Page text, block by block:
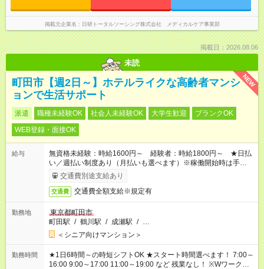
掲載元企業名 日研トータルソーシング株式会社 メディカルケア事業部
掲載日：2026.08.06
未読
NEW
町田市【週2日～】ホテルライクな高齢者マンシ
ョンで生活サポート
派遣 職種未経験OK 社会人未経験OK 大学生歓迎
ブランクOK
WEB登録・面接OK
給与
無資格未経験：時給1600円～ 経験者：時給1800円～ ★日払
い／週払い制度あり（月払いも選べます）※稼働開始時は手続き
完了次第のお支払いとなります。
交通費別途支給あり
交通費 交通費全額支給※規定有
勤務地
東京都町田市
町田駅 / 鶴川駅 / 成瀬駅 / …
＜シニア向けマンション＞
勤務時間
★1日6時間～の時短シフトOK ★スタート時間選べます！ 7:00～
16:00 9:00～17:00 11:00～19:00 など 残業なし！ ※Wワークの